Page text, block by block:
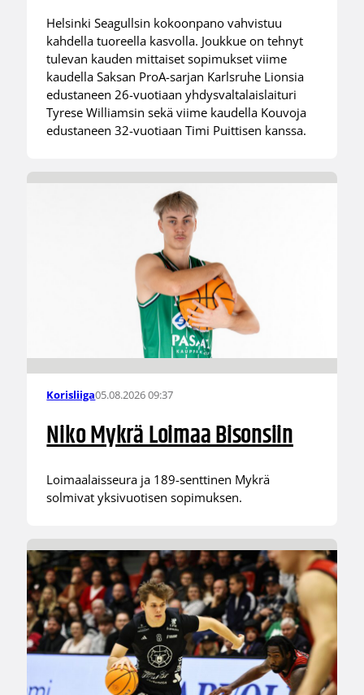
Helsinki Seagullsin kokoonpano vahvistuu
kahdella tuoreella kasvolla. Joukkue on tehnyt
tulevan kauden mittaiset sopimukset viime
kaudella Saksan ProA-sarjan Karlsruhe Lionsia
edustaneen 26-vuotiaan yhdysvaltalaislaituri
Tyrese Williamsin sekä viime kaudella Kouvoja
edustaneen 32-vuotiaan Timi Puittisen kanssa.
Korisliiga05.08.2026 09:37
Niko Mykrä Loimaa Bisonsiin
Loimaalaisseura ja 189-senttinen Mykrä
solmivat yksivuotisen sopimuksen.